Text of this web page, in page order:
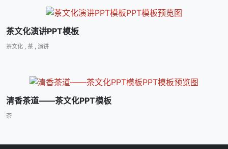
茶文化演讲PPT模板
茶文化 , 茶 , 演讲
清香茶道――茶文化PPT模板
茶